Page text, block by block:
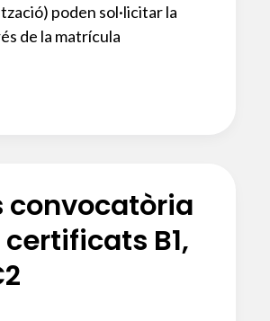
poden sol·licitar la
de la matrícula
convocatòria
B1,